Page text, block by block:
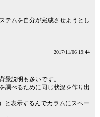
テムを自分が完成させようとし
2017/11/06 19:44
景説明も多いです。
調べるために同じ状況を作り出
と表示するんでカラムにスペー